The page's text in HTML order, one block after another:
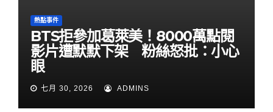
熱點事件
BTS拒參加葛萊美！8000萬點閱
影片遭默默下架 粉絲怒批：小心
眼
七月 30, 2026 ADMINS